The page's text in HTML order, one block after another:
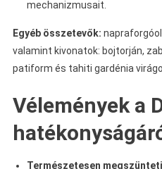
mechanizmusait.
Egyéb összetevők:
valamint kivonatok: bojtorján,
patiform és tahiti gardénia
Vélemények a
Természetesen